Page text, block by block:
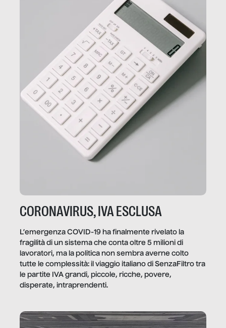
CORONAVIRUS, IVA ESCLUSA
L’emergenza COVID-19 ha finalmente rivelato la
fragilità di un sistema che conta oltre 5 milioni di
lavoratori, ma la politica non sembra averne colto
tutte le complessità: il viaggio italiano di SenzaFiltro tra
le partite IVA grandi, piccole, ricche, povere,
disperate, intraprendenti.